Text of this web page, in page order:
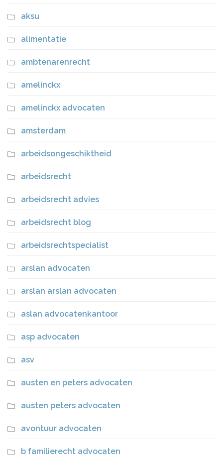
aksu
alimentatie
ambtenarenrecht
amelinckx
amelinckx advocaten
amsterdam
arbeidsongeschiktheid
arbeidsrecht
arbeidsrecht advies
arbeidsrecht blog
arbeidsrechtspecialist
arslan advocaten
arslan arslan advocaten
aslan advocatenkantoor
asp advocaten
asv
austen en peters advocaten
austen peters advocaten
avontuur advocaten
b familierecht advocaten